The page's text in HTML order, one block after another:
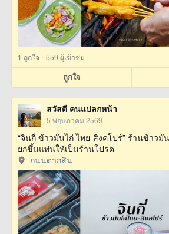
1 ถูกใจ · 559 ผู้เข้าชม
ถูกใจ
สวัสดี คนแปลกหน้า
5 พฤษภาคม 2569
“จินกี่ ข้าวมันไก่ ไทย-สิงคโปร์” ร้านข้าวมั
ยกขึ้นแท่นให้เป็นร้านโปรด
ถนนตากสิน